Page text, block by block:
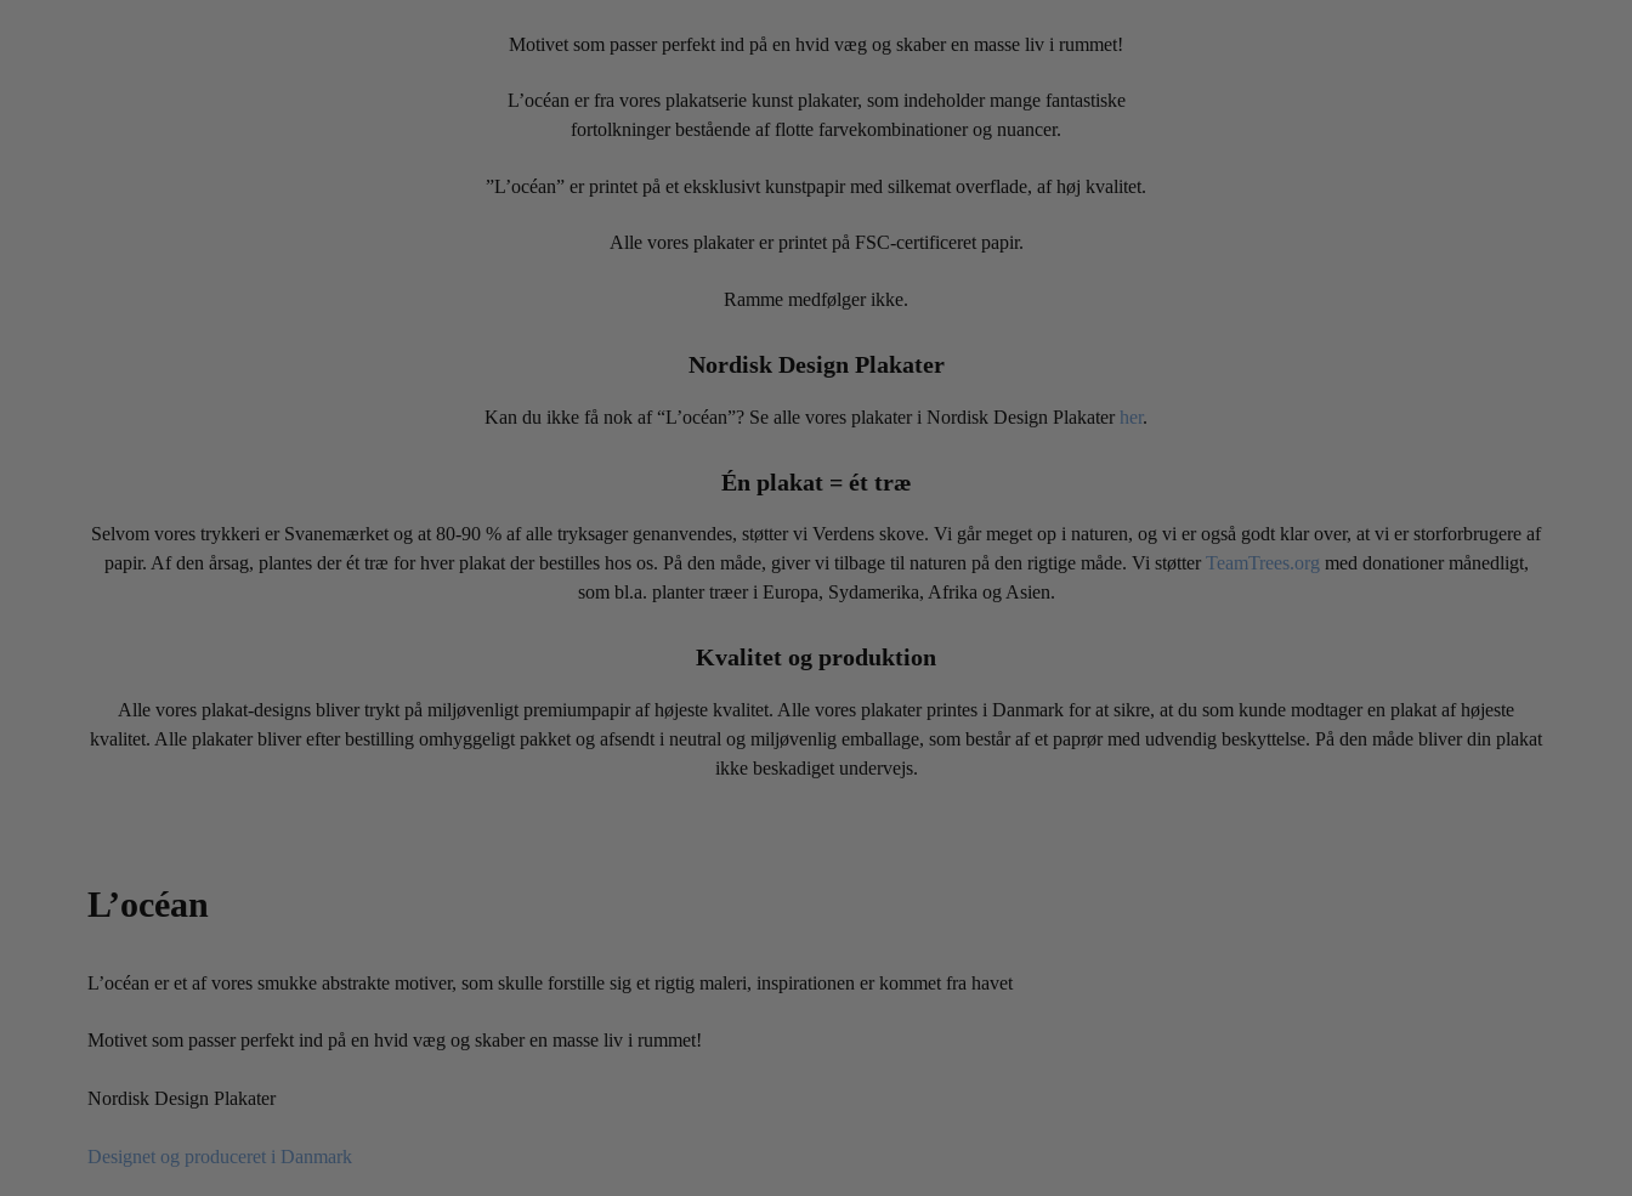
Motivet som passer perfekt ind på en hvid væg og skaber en masse liv i rummet!
L’océan er fra vores plakatserie kunst plakater, som indeholder mange fantastiske
fortolkninger bestående af flotte farvekombinationer og nuancer.
”L’océan” er printet på et eksklusivt kunstpapir med silkemat overflade, af høj kvalitet.
Alle vores plakater er printet på FSC-certificeret papir.
Ramme medfølger ikke.
Nordisk Design Plakater
Kan du ikke få nok af “L’océan”? Se alle vores plakater i Nordisk Design Plakater her.
Én plakat = ét træ
Selvom vores trykkeri er Svanemærket og at 80-90 % af alle tryksager genanvendes, støtter vi Verdens skove. Vi går meget op i naturen, og vi er også godt klar over, at vi er storforbrugere af
papir. Af den årsag, plantes der ét træ for hver plakat der bestilles hos os. På den måde, giver vi tilbage til naturen på den rigtige måde. Vi støtter TeamTrees.org med donationer månedligt,
som bl.a. planter træer i Europa, Sydamerika, Afrika og Asien.
Kvalitet og produktion
Alle vores plakat-designs bliver trykt på miljøvenligt premiumpapir af højeste kvalitet. Alle vores plakater printes i Danmark for at sikre, at du som kunde modtager en plakat af højeste
kvalitet. Alle plakater bliver efter bestilling omhyggeligt pakket og afsendt i neutral og miljøvenlig emballage, som består af et paprør med udvendig beskyttelse. På den måde bliver din plakat
ikke beskadiget undervejs.
L’océan
L’océan er et af vores smukke abstrakte motiver, som skulle forstille sig et rigtig maleri, inspirationen er kommet fra havet
Motivet som passer perfekt ind på en hvid væg og skaber en masse liv i rummet!
Nordisk Design Plakater
Designet og produceret i Danmark